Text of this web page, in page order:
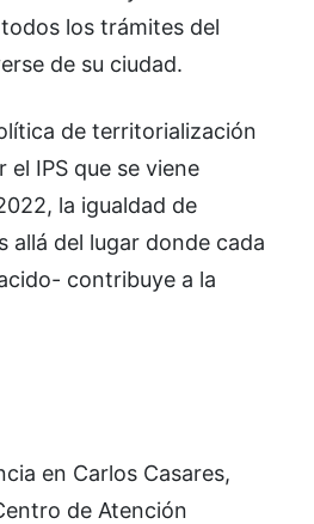
los trámites del
de su ciudad.
de territorialización
el IPS que se viene
la igualdad de
allá del lugar donde cada
contribuye a la
en Carlos Casares,
de Atención